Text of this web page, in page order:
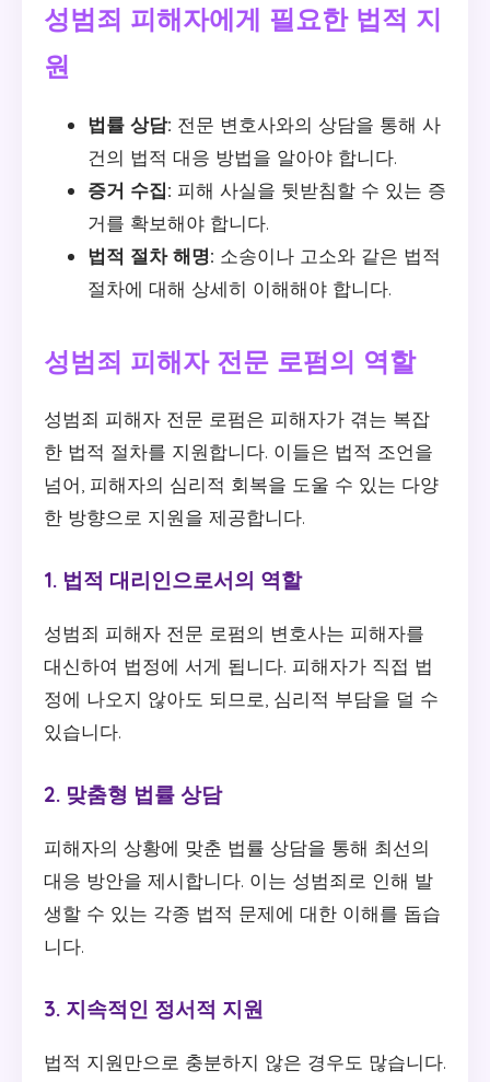
성범죄 피해자에게 필요한 법적 지
원
법률 상담: 전문 변호사와의 상담을 통해 사
건의 법적 대응 방법을 알아야 합니다.
증거 수집: 피해 사실을 뒷받침할 수 있는 증
거를 확보해야 합니다.
법적 절차 해명: 소송이나 고소와 같은 법적
절차에 대해 상세히 이해해야 합니다.
성범죄 피해자 전문 로펌의 역할
성범죄 피해자 전문 로펌은 피해자가 겪는 복잡
한 법적 절차를 지원합니다. 이들은 법적 조언을
넘어, 피해자의 심리적 회복을 도울 수 있는 다양
한 방향으로 지원을 제공합니다.
1. 법적 대리인으로서의 역할
성범죄 피해자 전문 로펌의 변호사는 피해자를
대신하여 법정에 서게 됩니다. 피해자가 직접 법
정에 나오지 않아도 되므로, 심리적 부담을 덜 수
있습니다.
2. 맞춤형 법률 상담
피해자의 상황에 맞춘 법률 상담을 통해 최선의
대응 방안을 제시합니다. 이는 성범죄로 인해 발
생할 수 있는 각종 법적 문제에 대한 이해를 돕습
니다.
3. 지속적인 정서적 지원
법적 지원만으로 충분하지 않은 경우도 많습니다.